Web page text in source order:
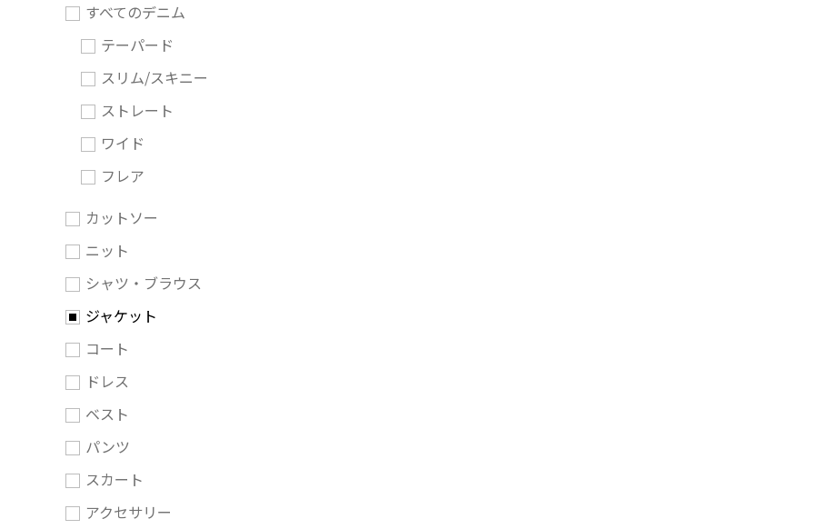
すべてのデニム
テーパード
スリム/スキニー
ストレート
ワイド
フレア
カットソー
ニット
シャツ・ブラウス
ジャケット
コート
ドレス
ベスト
パンツ
スカート
アクセサリー